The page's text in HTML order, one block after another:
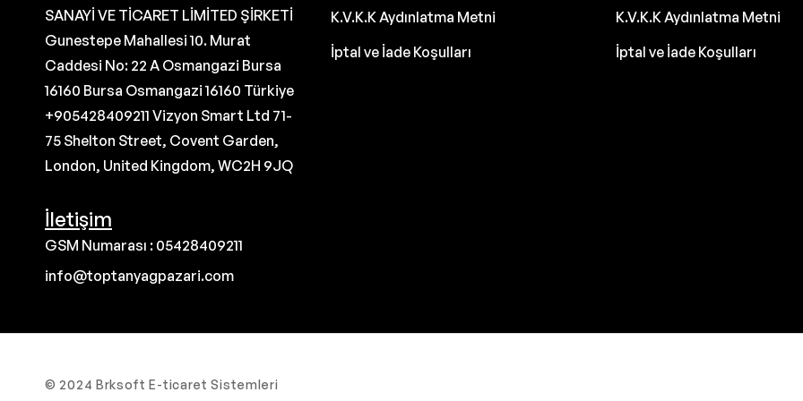
SANAYİ VE TİCARET LİMİTED ŞİRKETİ
Gunestepe Mahallesi 10. Murat
Caddesi No: 22 A Osmangazi Bursa
16160 Bursa Osmangazi 16160 Türkiye
+905428409211 Vizyon Smart Ltd 71-
75 Shelton Street, Covent Garden,
London, United Kingdom, WC2H 9JQ
İletişim
GSM Numarası : 05428409211
info@toptanyagpazari.com
K.V.K.K Aydınlatma Metni
İptal ve İade Koşulları
K.V.K.K Aydınlatma Metni
İptal ve İade Koşulları
© 2024 Brksoft E-ticaret Sistemleri